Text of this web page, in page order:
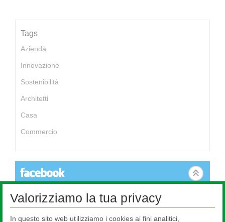
Tags
Azienda
Innovazione
Sostenibilità
Architetti
Casa
Commercio
Questo contenuto non è disponibile perché i cookies non sono
autorizzati. Per cambiare le tue impostazioni clicca qui.
Valorizziamo la tua privacy
In questo sito web utilizziamo i cookies ai fini analitici,